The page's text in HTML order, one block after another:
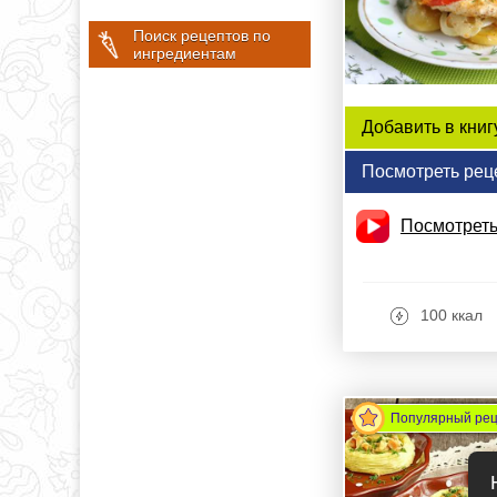
Поиск рецептов по
ингредиентам
Добавить в
Посмотреть
100 ккал
Популярный